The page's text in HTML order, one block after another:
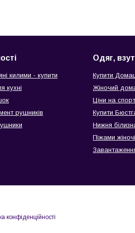
килими - купити
кухні
рушників
Одяг,
Купити
Жіночий
Ціни на
Купити
Нижня
Піжами
конфіденційності